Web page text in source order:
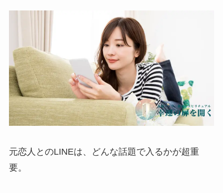
元恋人とのLINEは、どんな話題で入るかが超重
要。